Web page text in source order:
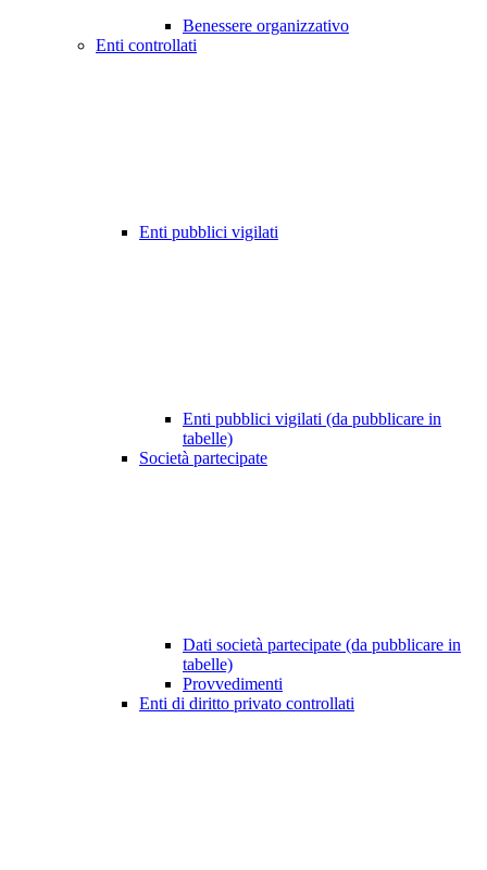
Benessere organizzativo
Enti controllati
Enti pubblici vigilati
Enti pubblici vigilati (da pubblicare in
tabelle)
Società partecipate
Dati società partecipate (da pubblicare in
tabelle)
Provvedimenti
Enti di diritto privato controllati